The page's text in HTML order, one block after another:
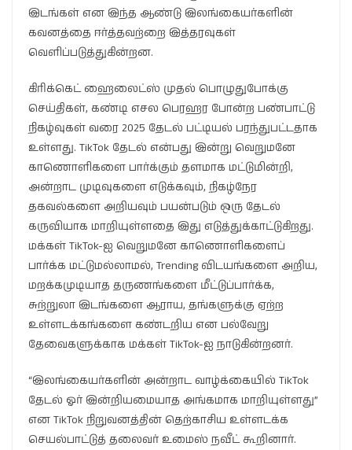
இடங்கள் என இந்த ஆண்டு இலங்கையர்களின்
கவனத்தை ஈர்த்தவற்றை இத்தரவுகள்
வெளிப்படுத்துகின்றன.
கிரிக்கெட் ஹைலைட்ஸ் முதல் பொழுதுபோக்கு
செய்திகள், கண்டி எசல பெரஹர போன்ற பண்பாட்டு
நிகழ்வுகள் வரை 2025 தேடல் பட்டியல் பரந்துபட்டதாக
உள்ளது. TikTok தேடல் என்பது இன்று வெறுமனே
காணொளிகளை பார்க்கும் தளமாக மட்டுமின்றி,
அன்றாட முடிவுகளை எடுக்கவும், நிகழ்நேர
தகவல்களை அறியவும் பயன்படும் ஒரு தேடல்
கருவியாக மாறியுள்ளதை இது எடுத்துக்காட்டுகிறது.
மக்கள் TikTok-ஐ வெறுமனே காணொளிகளைப்
பார்க்க மட்டுமல்லாமல், Trending விடயங்களை அறிய,
மறக்கமுடியாத தருணங்களை மீட்டுப்பார்க்க,
சுற்றுலா இடங்களை ஆராய, தங்களுக்கு ஏற்ற
உள்ளடக்கங்களை கண்டறிய என பல்வேறு
தேவைகளுக்காக மக்கள் TikTok-ஐ நாடுகின்றனர்.
“இலங்கையர்களின் அன்றாட வாழ்க்கையில் TikTok
தேடல் ஓர் இன்றியமையாத அங்கமாக மாறியுள்ளது”
என TikTok நிறுவனத்தின் தெற்காசிய உள்ளடக்க
செயல்பாட்டுத் தலைவர் உமைஸ் நவீட் கூறினார்.